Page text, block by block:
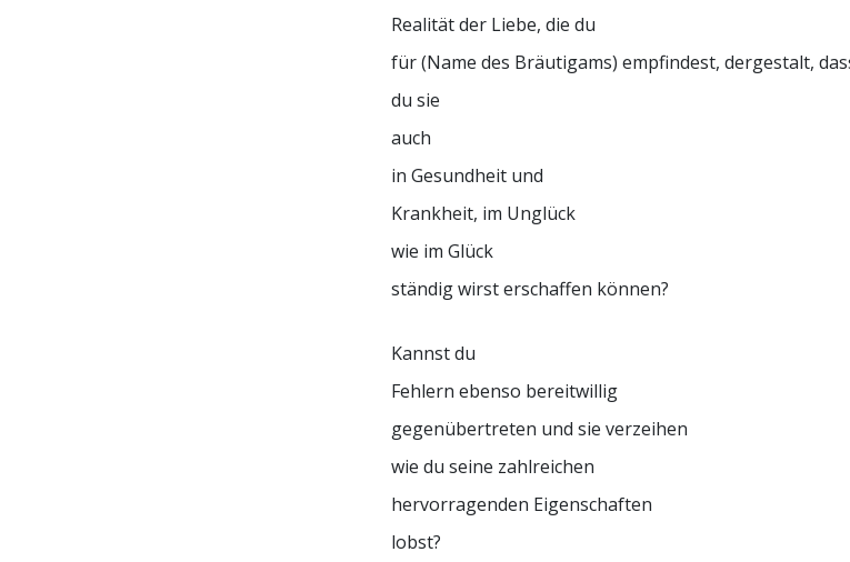
Realität der Liebe, die du
für (Name des Bräutigams) empfindest, dergestalt,
du sie
auch
in Gesundheit und
Krankheit, im Unglück
wie im Glück
ständig wirst erschaffen können?
Kannst du
Fehlern ebenso bereitwillig
gegenübertreten und sie verzeihen
wie du seine zahlreichen
hervorragenden Eigenschaften
lobst?